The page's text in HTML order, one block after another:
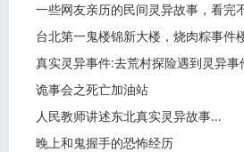
一些网友亲历的民间灵异故事，看完
台北第一鬼楼锦新大楼，烧肉粽事件
真实灵异事件:去荒村探险遇到灵异
诡事会之死亡加油站
人民教师讲述东北真实灵异故事...
晚上和鬼握手的恐怖经历